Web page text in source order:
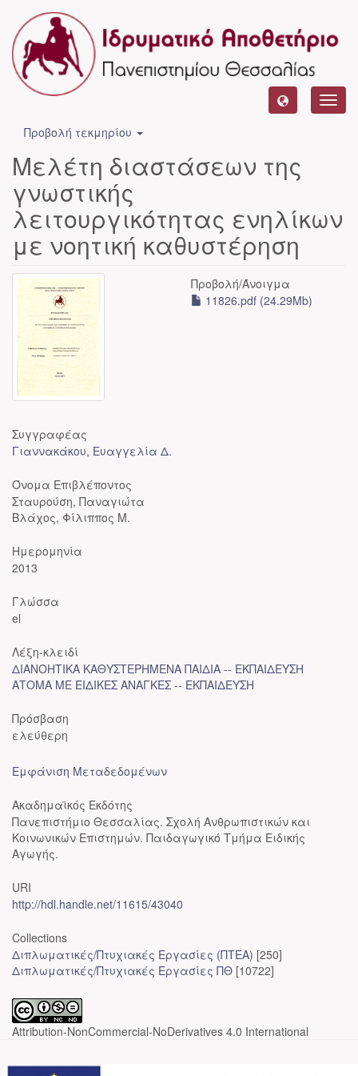
Προβολή τεκμηρίου
Μελέτη διαστάσεων της
γνωστικής
λειτουργικότητας ενηλίκων
με νοητική καθυστέρηση
Προβολή/Άνοιγμα
11826.pdf (24.29Mb)
Συγγραφέας
Γιαννακάκου, Ευαγγελία Δ.
Όνομα Επιβλέποντος
Σταυρούση, Παναγιώτα
Βλάχος, Φίλιππος Μ.
Ημερομηνία
2013
Γλώσσα
el
Λέξη-κλειδί
ΔΙΑΝΟΗΤΙΚΑ ΚΑΘΥΣΤΕΡΗΜΕΝΑ ΠΑΙΔΙΑ -- ΕΚΠΑΙΔΕΥΣΗ
ΑΤΟΜΑ ΜΕ ΕΙΔΙΚΕΣ ΑΝΑΓΚΕΣ -- ΕΚΠΑΙΔΕΥΣΗ
Πρόσβαση
ελεύθερη
Εμφάνιση Μεταδεδομένων
Ακαδημαϊκός Εκδότης
Πανεπιστήμιο Θεσσαλίας. Σχολή Ανθρωπιστικών και
Κοινωνικών Επιστημών. Παιδαγωγικό Τμήμα Ειδικής
Αγωγής.
URI
http://hdl.handle.net/11615/43040
Collections
Διπλωματικές/Πτυχιακές Εργασίες (ΠΤΕΑ) [250]
Διπλωματικές/Πτυχιακές Εργασίες ΠΘ [10722]
Attribution-NonCommercial-NoDerivatives 4.0 International